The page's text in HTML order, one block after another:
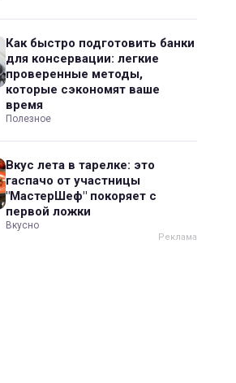
Как быстро подготовить банки
для консервации: легкие
проверенные методы,
которые сэкономят ваше
время
Полезное
Вкус лета в тарелке: это
гаспачо от участницы
"МастерШеф" покоряет с
первой ложки
Вкусно